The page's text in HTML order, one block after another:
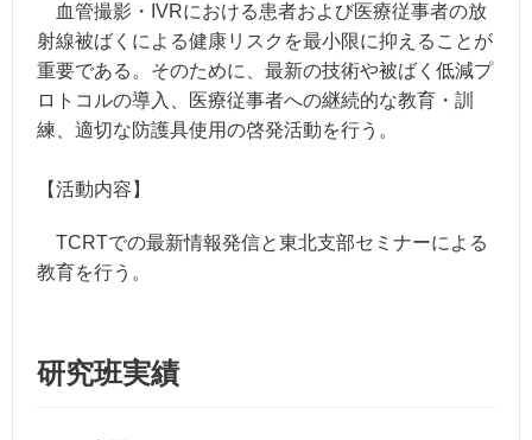
血管撮影・IVRにおける患者および医療従事者の放
射線被ばくによる健康リスクを最小限に抑えることが
重要である。そのために、最新の技術や被ばく低減プ
ロトコルの導入、医療従事者への継続的な教育・訓
練、適切な防護具使用の啓発活動を行う。
【活動内容】
TCRTでの最新情報発信と東北支部セミナーによる
教育を行う。
研究班実績